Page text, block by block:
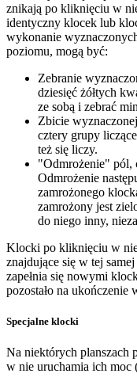
znikają po kliknięciu w
identyczny klocek lub
wykonanie
poziomu, mogą być:
Zebranie
dziesięć żółtych
ze sobą i zebrać
Zbicie
cztery grupy
też się liczy.
"Odmrożenie" pól,
Odmrożenie
zamrożonego
zamrożony jest
do niego inny,
Klocki po kliknięciu w
znajdujące się w tej
zapełnia się nowymi
pozostało na ukończenie
Specjalne klocki
Na niektórych planszach
w nie uruchamia ich moc